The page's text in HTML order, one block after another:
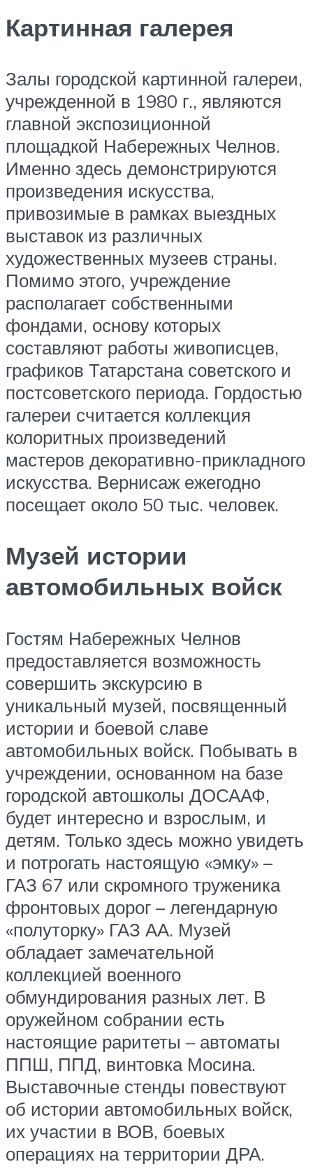
Картинная галерея
Залы городской картинной галереи,
учрежденной в 1980 г., являются
главной экспозиционной
площадкой Набережных Челнов.
Именно здесь демонстрируются
произведения искусства,
привозимые в рамках выездных
выставок из различных
художественных музеев страны.
Помимо этого, учреждение
располагает собственными
фондами, основу которых
составляют работы живописцев,
графиков Татарстана советского и
постсоветского периода. Гордостью
галереи считается коллекция
колоритных произведений
мастеров декоративно-прикладного
искусства. Вернисаж ежегодно
посещает около 50 тыс. человек.
Музей истории
автомобильных войск
Гостям Набережных Челнов
предоставляется возможность
совершить экскурсию в
уникальный музей, посвященный
истории и боевой славе
автомобильных войск. Побывать в
учреждении, основанном на базе
городской автошколы ДОСААФ,
будет интересно и взрослым, и
детям. Только здесь можно увидеть
и потрогать настоящую «эмку» –
ГАЗ 67 или скромного труженика
фронтовых дорог – легендарную
«полуторку» ГАЗ АА. Музей
обладает замечательной
коллекцией военного
обмундирования разных лет. В
оружейном собрании есть
настоящие раритеты – автоматы
ППШ, ППД, винтовка Мосина.
Выставочные стенды повествуют
об истории автомобильных войск,
их участии в ВОВ, боевых
операциях на территории ДРА.